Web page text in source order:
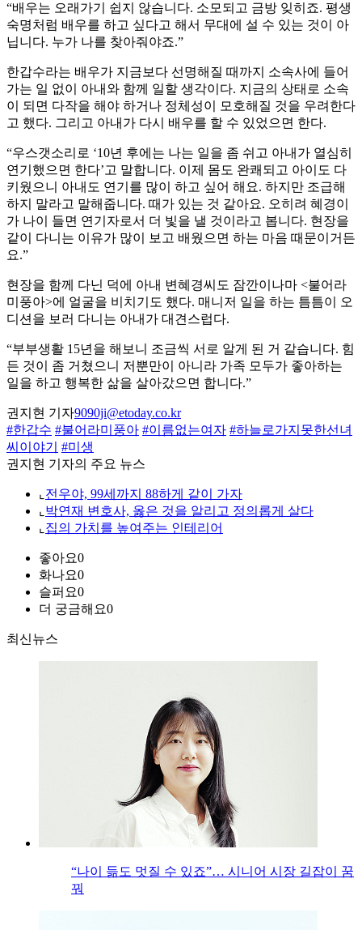
“배우는 오래가기 쉽지 않습니다. 소모되고 금방 잊히죠. 평생
숙명처럼 배우를 하고 싶다고 해서 무대에 설 수 있는 것이 아
닙니다. 누가 나를 찾아줘야죠.”
한갑수라는 배우가 지금보다 선명해질 때까지 소속사에 들어
가는 일 없이 아내와 함께 일할 생각이다. 지금의 상태로 소속
이 되면 다작을 해야 하거나 정체성이 모호해질 것을 우려한다
고 했다. 그리고 아내가 다시 배우를 할 수 있었으면 한다.
“우스갯소리로 ‘10년 후에는 나는 일을 좀 쉬고 아내가 열심히
연기했으면 한다’고 말합니다. 이제 몸도 완쾌되고 아이도 다
키웠으니 아내도 연기를 많이 하고 싶어 해요. 하지만 조급해
하지 말라고 말해줍니다. 때가 있는 것 같아요. 오히려 혜경이
가 나이 들면 연기자로서 더 빛을 낼 것이라고 봅니다. 현장을
같이 다니는 이유가 많이 보고 배웠으면 하는 마음 때문이거든
요.”
현장을 함께 다닌 덕에 아내 변혜경씨도 잠깐이나마 <불어라
미풍아>에 얼굴을 비치기도 했다. 매니저 일을 하는 틈틈이 오
디션을 보러 다니는 아내가 대견스럽다.
“부부생활 15년을 해보니 조금씩 서로 알게 된 거 같습니다. 힘
든 것이 좀 거쳤으니 저뿐만이 아니라 가족 모두가 좋아하는
일을 하고 행복한 삶을 살아갔으면 합니다.”
권지현 기자9090ji@etoday.co.kr
#한갑수 #불어라미풍아 #이름없는여자 #하늘로가지못한선녀
씨이야기
#미생
권지현 기자의 주요 뉴스
⌞ 전우야, 99세까지 88하게 같이 가자
⌞ 박연재 변호사, 옳은 것을 알리고 정의롭게 살다
⌞ 집의 가치를 높여주는 인테리어
좋아요0
화나요0
슬퍼요0
더 궁금해요0
최신뉴스
“나이 듦도 멋질 수 있죠”… 시니어 시장 길잡이 꿈
꿔